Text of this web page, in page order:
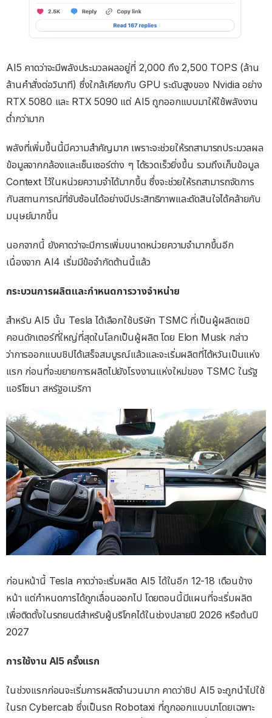
AI5 คาดว่าจะมีพลังประมวลผลอยู่ที่ 2,000 ถึง 2,500 TOPS (ล้าน
ล้านคำสั่งต่อวินาที) ซึ่งใกล้เคียงกับ GPU ระดับสูงของ Nvidia อย่าง
RTX 5080 และ RTX 5090 แต่ AI5 ถูกออกแบบมาให้ใช้พลังงาน
ต่ำกว่ามาก
พลังที่เพิ่มขึ้นนี้มีความสำคัญมาก เพราะจะช่วยให้รถสามารถประมวลผล
ข้อมูลจากกล้องและเซ็นเซอร์ต่าง ๆ ได้รวดเร็วยิ่งขึ้น รวมถึงเก็บข้อมูล
Context ไว้ในหน่วยความจำได้มากขึ้น ซึ่งจะช่วยให้รถสามารถจัดการ
กับสถานการณ์ที่ซับซ้อนได้อย่างมีประสิทธิภาพและตัดสินใจได้คล้ายกับ
มนุษย์มากขึ้น
นอกจากนี้ ยังคาดว่าจะมีการเพิ่มขนาดหน่วยความจำมากขึ้นอีก
เนื่องจาก AI4 เริ่มมีข้อจำกัดด้านนี้แล้ว
กระบวนการผลิตและกำหนดการวางจำหน่าย
สำหรับ AI5 นั้น Tesla ได้เลือกใช้บริษัท TSMC ที่เป็นผู้ผลิตเซมิ
คอนดักเตอร์ที่ใหญ่ที่สุดในโลกเป็นผู้ผลิต โดย Elon Musk กล่าว
ว่าการออกแบบชิปได้เสร็จสมบูรณ์แล้วและจะเริ่มผลิตที่ไต้หวันเป็นแห่ง
แรก ก่อนที่จะขยายการผลิตไปยังโรงงานแห่งใหม่ของ TSMC ในรัฐ
แอริโซนา สหรัฐอเมริกา
ก่อนหน้านี้ Tesla คาดว่าจะเริ่มผลิต AI5 ได้ในอีก 12-18 เดือนข้าง
หน้า แต่กำหนดการได้ถูกเลื่อนออกไป โดยตอนนี้มีแผนที่จะเริ่มผลิต
เพื่อติดตั้งในรถยนต์สำหรับผู้บริโภคได้ในช่วงปลายปี 2026 หรือต้นปี
2027
การใช้งาน AI5 ครั้งแรก
ในช่วงแรกก่อนจะเริ่มการผลิตจำนวนมาก คาดว่าชิป AI5 จะถูกนำไปใช้
ในรถ Cybercab ซึ่งเป็นรถ Robotaxi ที่ถูกออกแบบมาโดยเฉพาะ